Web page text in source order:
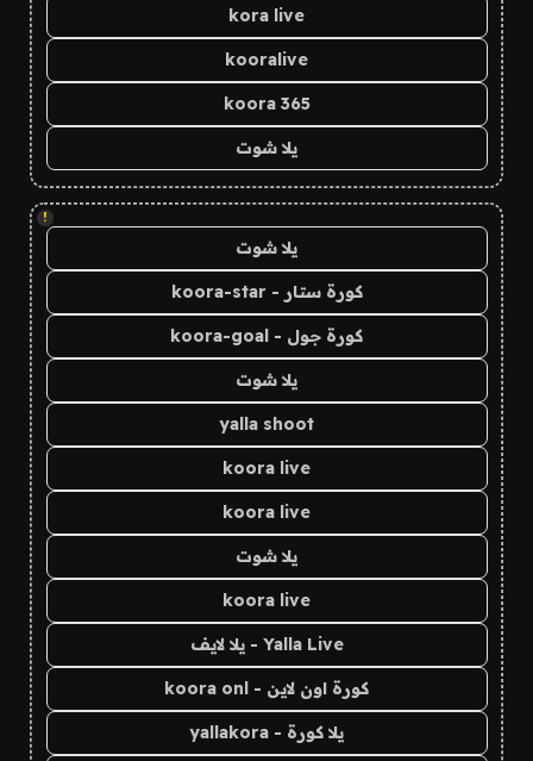
kora live
kooralive
koora 365
يلا شوت
!
يلا شوت
كورة ستار - koora-star
كورة جول - koora-goal
يلا شوت
yalla shoot
koora live
koora live
يلا شوت
koora live
Yalla Live - يلا لايف
كورة اون لاين - koora onl
يلا كورة - yallakora